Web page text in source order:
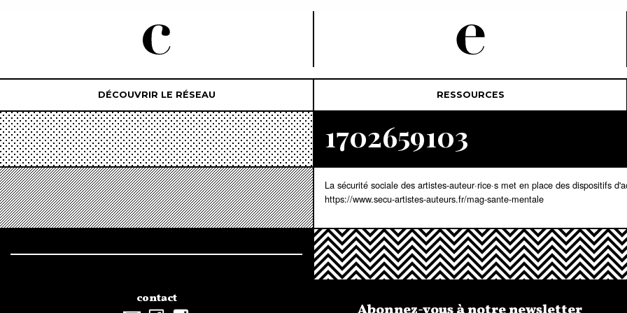
DÉCOUVRIR LE RÉSEAU RESSOURCES
1702659103
La sécurité sociale des artistes-auteur·rice·s met en place des dispositifs
https://www.secu-artistes-auteurs.fr/mag-sante-mentale
contact